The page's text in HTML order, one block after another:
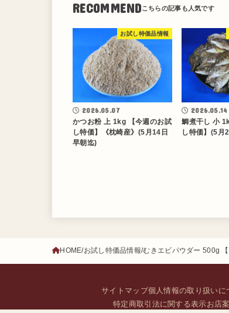
RECOMMEND
お試し特価品情報
2026.05.07
かつお粉 上 1kg 【今週のお試
し特価】《枕崎産》(5月14日
早朝迄)
2026.05.14
鯛煮干し 小
し特価】(5月
サイトマップ個人情報の取り扱いに